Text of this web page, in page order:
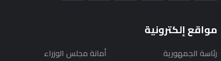
مواقع إلكترونية
رئاسة الجمهورية
أمانة مجلس الوزراء